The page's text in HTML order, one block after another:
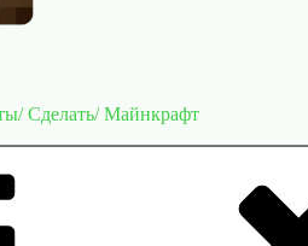
Сделать/ Майнкрафт